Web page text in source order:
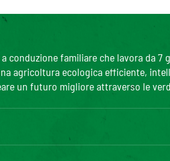
a conduzione familiare che lavora da
agricoltura ecologica efficiente,
un futuro migliore attraverso le